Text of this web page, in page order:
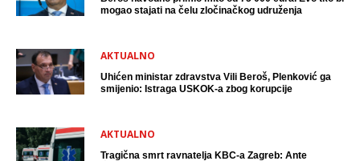
mogao stajati na čelu zločinačkog udruženja
AKTUALNO
Uhićen ministar zdravstva Vili Beroš, Plenković ga
smijenio: Istraga USKOK-a zbog korupcije
AKTUALNO
Tragična smrt ravnatelja KBC-a Zagreb: Ante